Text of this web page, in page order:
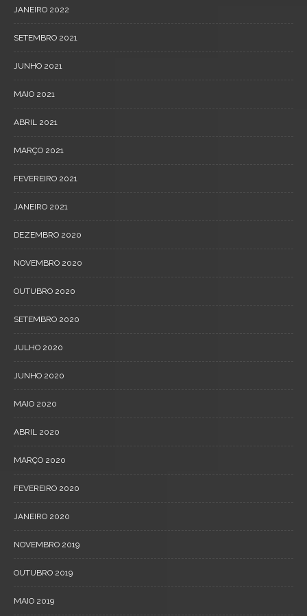
JANEIRO 2022
SETEMBRO 2021
JUNHO 2021
MAIO 2021
ABRIL 2021
MARÇO 2021
FEVEREIRO 2021
JANEIRO 2021
DEZEMBRO 2020
NOVEMBRO 2020
OUTUBRO 2020
SETEMBRO 2020
JULHO 2020
JUNHO 2020
MAIO 2020
ABRIL 2020
MARÇO 2020
FEVEREIRO 2020
JANEIRO 2020
NOVEMBRO 2019
OUTUBRO 2019
MAIO 2019